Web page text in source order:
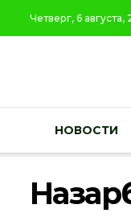
Четверг, 6 августа,
НОВОСТИ